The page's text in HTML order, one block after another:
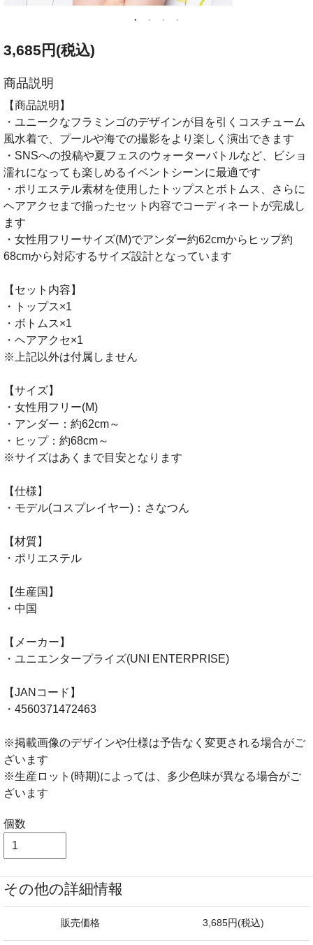
3,685円(税込)
商品説明
【商品説明】
・ユニークなフラミンゴのデザインが目を引くコスチューム
風水着で、プールや海での撮影をより楽しく演出できます
・SNSへの投稿や夏フェスのウォーターバトルなど、ビショ
濡れになっても楽しめるイベントシーンに最適です
・ポリエステル素材を使用したトップスとボトムス、さらに
ヘアアクセまで揃ったセット内容でコーディネートが完成し
ます
・女性用フリーサイズ(M)でアンダー約62cmからヒップ約
68cmから対応するサイズ設計となっています
【セット内容】
・トップス×1
・ボトムス×1
・ヘアアクセ×1
※上記以外は付属しません
【サイズ】
・女性用フリー(M)
・アンダー：約62cm～
・ヒップ：約68cm～
※サイズはあくまで目安となります
【仕様】
・モデル(コスプレイヤー)：さなつん
【材質】
・ポリエステル
【生産国】
・中国
【メーカー】
・ユニエンタープライズ(UNI ENTERPRISE)
【JANコード】
・4560371472463
※掲載画像のデザインや仕様は予告なく変更される場合がご
ざいます
※生産ロット(時期)によっては、多少色味が異なる場合がご
ざいます
個数
その他の詳細情報
販売価格 3,685円(税込)